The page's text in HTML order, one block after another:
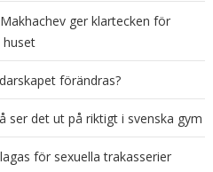
ger klartecken för
huset
förändras?
ser det ut på riktigt i svenska gym
för sexuella trakasserier